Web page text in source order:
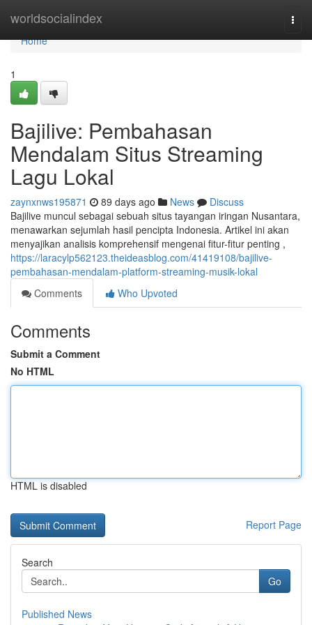
worldsocialindex
Home
Home
1
Bajilive: Pembahasan
Mendalam Situs Streaming
Lagu Lokal
zaynxnws195871 89 days ago News
Discuss
Bajilive muncul sebagai sebuah situs tayangan iringan Nusantara,
menawarkan sejumlah hasil pencipta Indonesia. Artikel ini akan
menyajikan analisis komprehensif mengenai fitur-fitur penting ,
https://laracylp562123.theideasblog.com/41419108/bajilive-
pembahasan-mendalam-platform-streaming-musik-lokal
Comments
Who Upvoted
Comments
Submit a Comment
No HTML
HTML is disabled
Report Page
Search
Go
Published News